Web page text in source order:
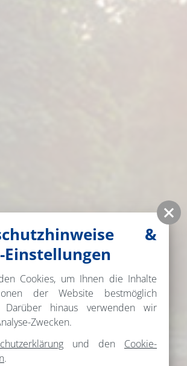
&
Einstellungen
Cookies, um Ihnen die Inhalte
der Website bestmöglich
Darüber hinaus verwenden wir
Zwecken.
und den Cookie-
.